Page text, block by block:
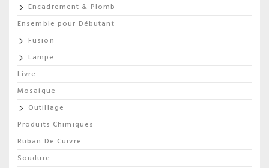
Encadrement & Plomb
Ensemble pour Débutant
Fusion
Lampe
Livre
Mosaique
Outillage
Produits Chimiques
Ruban De Cuivre
Soudure